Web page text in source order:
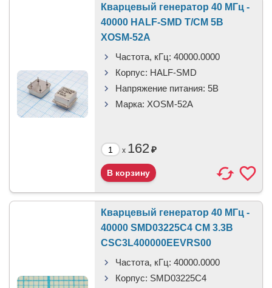
Кварцевый генератор 40 МГц -
40000 HALF-SMD T/CM 5В
XOSM-52A
Частота, кГц: 40000.0000
Корпус: HALF-SMD
Напряжение питания: 5В
Марка: XOSM-52A
x 162₽
Кварцевый генератор 40 МГц -
40000 SMD03225C4 CM 3.3В
CSC3L400000EEVRS00
Частота, кГц: 40000.0000
Корпус: SMD03225C4